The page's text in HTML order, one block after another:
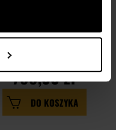
Adapter Rusan ARK2 do
Krypton/Proton - 58 mm
Wysyłka: Natychmiast
799,00 zł
DO KOSZYKA